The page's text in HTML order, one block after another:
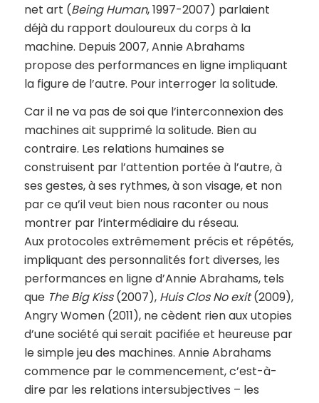
net art (Being Human, 1997-2007) parlaient
déjà du rapport douloureux du corps à la
machine. Depuis 2007, Annie Abrahams
propose des performances en ligne impliquant
la figure de l’autre. Pour interroger la solitude.
Car il ne va pas de soi que l’interconnexion des
machines ait supprimé la solitude. Bien au
contraire. Les relations humaines se
construisent par l’attention portée à l’autre, à
ses gestes, à ses rythmes, à son visage, et non
par ce qu’il veut bien nous raconter ou nous
montrer par l’intermédiaire du réseau.
Aux protocoles extrêmement précis et répétés,
impliquant des personnalités fort diverses, les
performances en ligne d’Annie Abrahams, tels
que The Big Kiss(2007), Huis Clos No exit(2009),
Angry Women (2011), ne cèdent rien aux utopies
d’une société qui serait pacifiée et heureuse par
le simple jeu des machines. Annie Abrahams
commence par le commencement, c’est-à-
dire par les relations intersubjectives – les